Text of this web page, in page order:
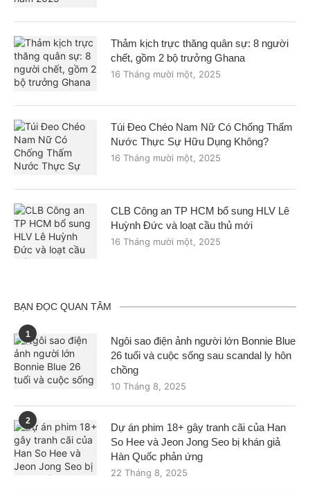
Thảm kịch trực thăng quân sự: 8 người
chết, gồm 2 bộ trưởng Ghana
16 Tháng mười một, 2025
Túi Đeo Chéo Nam Nữ Có Chống Thấm
Nước Thực Sự Hữu Dụng Không?
16 Tháng mười một, 2025
CLB Công an TP HCM bổ sung HLV Lê
Huỳnh Đức và loạt cầu thủ mới
16 Tháng mười một, 2025
BẠN ĐỌC QUAN TÂM
1
Ngôi sao điện ảnh người lớn Bonnie Blue
26 tuổi và cuộc sống sau scandal ly hôn
chồng
10 Tháng 8, 2025
2
Dự án phim 18+ gây tranh cãi của Han
So Hee và Jeon Jong Seo bị khán giả
Hàn Quốc phản ứng
22 Tháng 8, 2025